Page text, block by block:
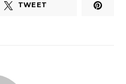
TWEET